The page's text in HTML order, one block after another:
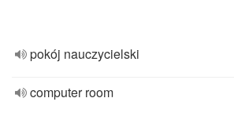
pokój nauczycielski
computer room